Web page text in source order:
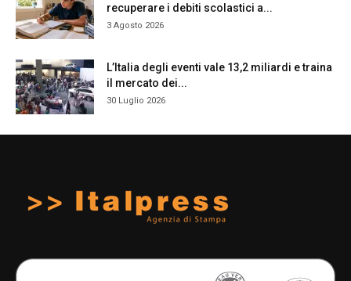
recuperare i debiti scolastici a...
3 Agosto 2026
L’Italia degli eventi vale 13,2 miliardi e traina
il mercato dei...
30 Luglio 2026